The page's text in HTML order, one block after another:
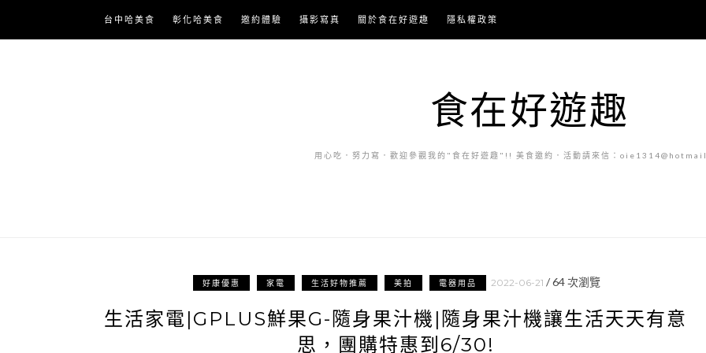
content
台中哈美食 彰化哈美食 邀約體驗 攝影寫真 關於食在好遊趣 隱私權政策
食在好遊趣
用心吃．努力寫．歡迎參觀我的"食在好遊趣"!! 美食邀約．活動請來信：
好康優惠 家電 生活好物推薦 美拍 電器用品 2022-06-21 /64次瀏覽
生活家電|GPLUS鮮果G-隨身果汁機|隨身果汁機讓生活天天有意
思，團購特惠到6/30!